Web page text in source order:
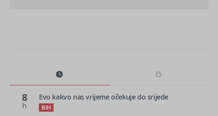
8
h
Evo kakvo nas vrijeme očekuje do srijede
BIH